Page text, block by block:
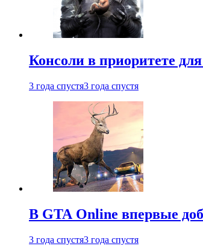
Консоли в приоритете
3 года спустя3 года спустя
В GTA Online впервые
3 года спустя3 года спустя